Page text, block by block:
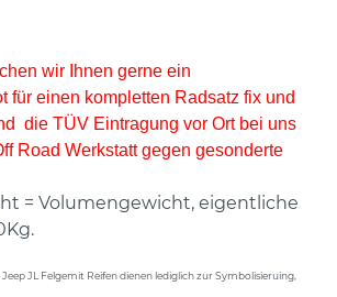
wir Ihnen gerne ein
für einen kompletten Radsatz fix und
die TÜV Eintragung vor Ort bei uns
Road Werkstatt gegen gesonderte
= Volumengewicht, eigentliche
JL Felgemit Reifen dienen lediglich zur Symbolisieruing,